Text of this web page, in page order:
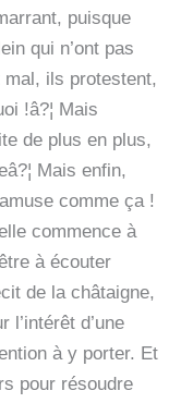
puisque
qui n’ont pas
mal, ils protestent,
!â?¦ Mais
de plus en plus,
Mais enfin,
comme ça !
commence à
à écouter
de la châtaigne,
l’intérêt d’une
à y porter. Et
pour résoudre